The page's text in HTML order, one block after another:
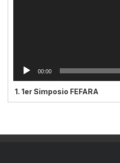
00:00
1. 1er Simposio FEFARA